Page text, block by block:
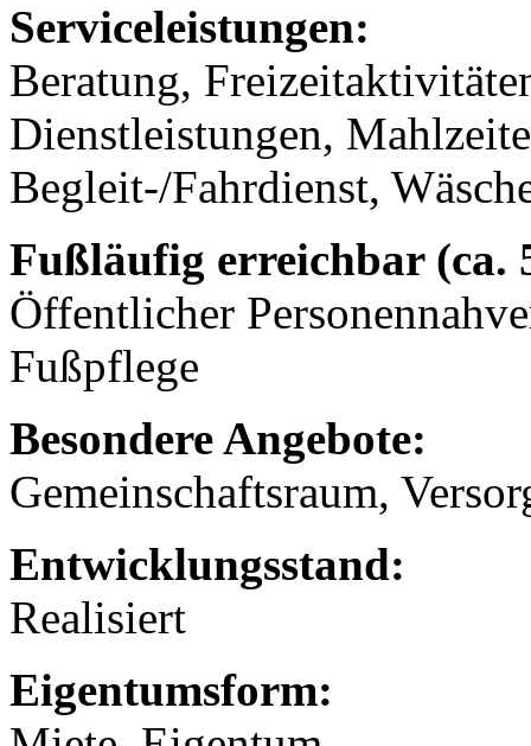
Serviceleistungen:
Beratung,
Dienstleistungen,
Begleit-/Fahrdienst,
Fußläufig erreichbar (ca.
Öffentlicher
Fußpflege
Besondere Angebote:
Gemeinschaftsraum,
Entwicklungsstand:
Realisiert
Eigentumsform: